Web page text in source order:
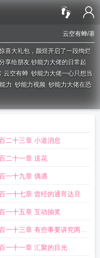
云空有蝉/著
喜大礼包，颜煜开启了一段绚烂
享给朋友.钞能力大佬的日常起
云空有蝉 钞能力大佬一心只想当
力 钞能力视频 钞能力大佬在恐
二十三章 小道消息
二十一章 送花
一十九章 偶遇
一十七章 曾经的通宵达旦
一十五章 互动抽奖
一十三章 有些事要讲究两情
一十一章 汇聚的目光